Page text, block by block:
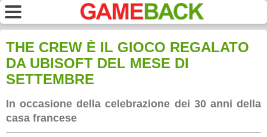
THE CREW È IL GIOCO REGALATO
DA UBISOFT DEL MESE DI
SETTEMBRE
In occasione della celebrazione dei 30 anni della
casa francese